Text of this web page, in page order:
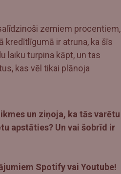
zemiem procentiem,
kredītlīgumā ir atruna, ka šīs
laiku turpina kāpt, un tas
kas vēl tikai plānoja
un ziņoja, ka tās varētu
apstāties? Un vai šobrīd ir
Spotify vai Youtube!